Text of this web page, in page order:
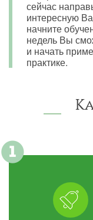
сейчас
интересную
начните
недель Вы
и начать
практике.